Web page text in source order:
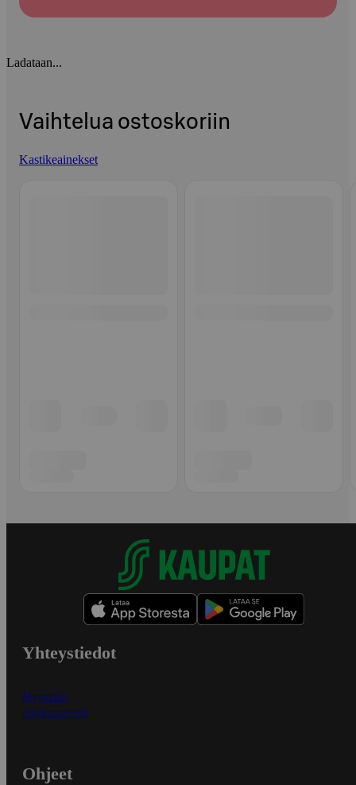
Ladataan...
Vaihtelua ostoskoriin
Kastikeainekset
Yhteystiedot
Myymälät
Asiakaspalvelu
Ohjeet